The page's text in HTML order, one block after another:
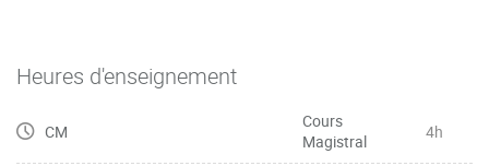
Heures d'enseignement
CM
Cours
Magistral
4h